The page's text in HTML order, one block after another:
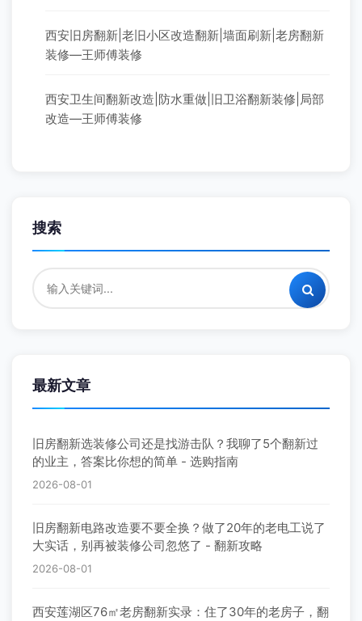
西安旧房翻新|老旧小区改造翻新|墙面刷新|老房翻新
装修—王师傅装修
西安卫生间翻新改造|防水重做|旧卫浴翻新装修|局部
改造—王师傅装修
搜索
最新文章
旧房翻新选装修公司还是找游击队？我聊了5个翻新过
的业主，答案比你想的简单 - 选购指南
2026-08-01
旧房翻新电路改造要不要全换？做了20年的老电工说了
大实话，别再被装修公司忽悠了 - 翻新攻略
2026-08-01
西安莲湖区76㎡老房翻新实录：住了30年的老房子，翻